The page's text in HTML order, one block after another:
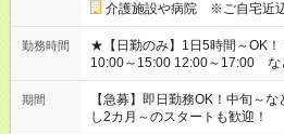
介護施設や病院 ※ご自宅近
勤務時間
★【日勤のみ】1日5時間～OK！ ≪シフト例≫ 9:00～14:00
10:00～15:00 12:00～17:00 な
期間
【急募】即日勤務OK！中旬～
し2カ月～のスタートも歓迎！